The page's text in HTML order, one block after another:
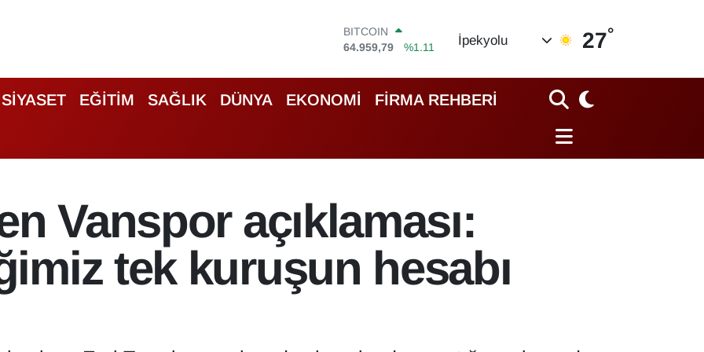
DOLAR
47,7436
%0.18
55,2510
%0.32
STERLİN
64,4811
%0.38
BİST100
İpekyolu 27°
SİYASET EĞİTİM SAĞLIK DÜNYA EKONOMİ FİRMA REHBERİ
Vanspor açıklaması:
tek kuruşun hesabı